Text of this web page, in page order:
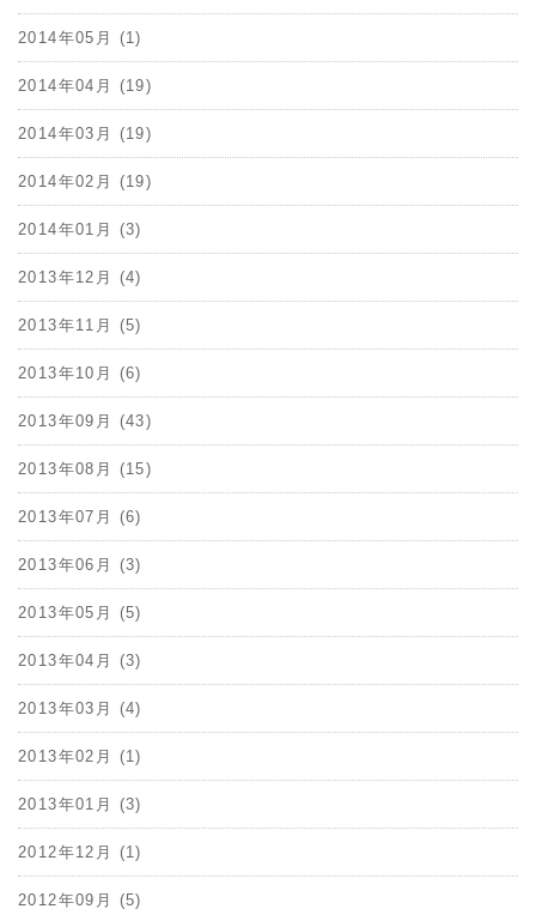
2014年05月 (1)
2014年04月 (19)
2014年03月 (19)
2014年02月 (19)
2014年01月 (3)
2013年12月 (4)
2013年11月 (5)
2013年10月 (6)
2013年09月 (43)
2013年08月 (15)
2013年07月 (6)
2013年06月 (3)
2013年05月 (5)
2013年04月 (3)
2013年03月 (4)
2013年02月 (1)
2013年01月 (3)
2012年12月 (1)
2012年09月 (5)